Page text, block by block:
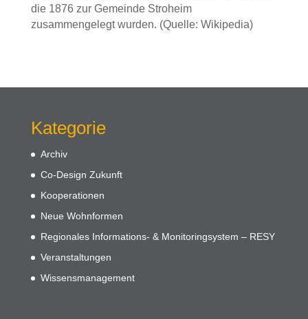
die 1876 zur Gemeinde Stroheim
zusammengelegt wurden. (Quelle: Wikipedia)
Kategorie
Archiv
Co-Design Zukunft
Kooperationen
Neue Wohnformen
Regionales Informations- & Monitoringsystem – RESY
Veranstaltungen
Wissensmanagement